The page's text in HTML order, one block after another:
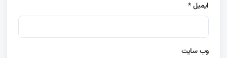
ایمیل*
وب‌ سایت